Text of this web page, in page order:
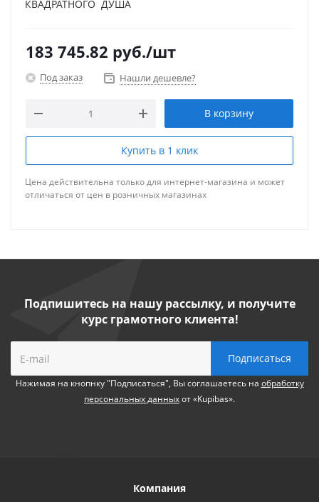
КВАДРАТНОГО ДУША
183 745.82 руб./шт
Под заказ Нашли дешевле?
В корзину
Купить в 1 клик
Цена действительна только для интернет-магазина и может
отличаться от цен в розничных магазинах
Подпишитесь на нашу рассылку, и получите
курс грамотного клиента!
Нажимая на кнопнку "Подписаться", Вы соглашаетесь на обработку
персональных данныхот «Kupibas».
Компания